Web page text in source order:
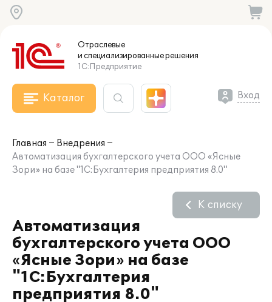
Отраслевые
и специализированныерешения
1С:Предприятие
Каталог Вход
Главная
Внедрения
Автоматизация бухгалтерского учета ООО «Ясные
Зори» на базе "1С:Бухгалтерия предприятия 8.0"
Автоматизация
бухгалтерского учета ООО
«Ясные Зори» на базе
"1С:Бухгалтерия
предприятия 8.0"
К списку